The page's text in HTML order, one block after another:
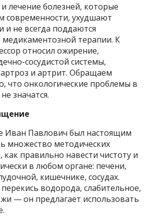
лечение болезней, которые
современности, ухудшают
и не всегда поддаются
терапии. К
относил ожирение,
сосудистой системы,
и артрит. Обращаем
что онкологические проблемы в
значатся.
Иван Павлович был настоящим
множество методических
правильно навести чистоту и
в любом органе: печени,
кишечнике, сосудах.
водорода, слабительное,
— он предлагает использовать